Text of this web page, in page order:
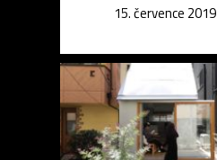
15. července 2019